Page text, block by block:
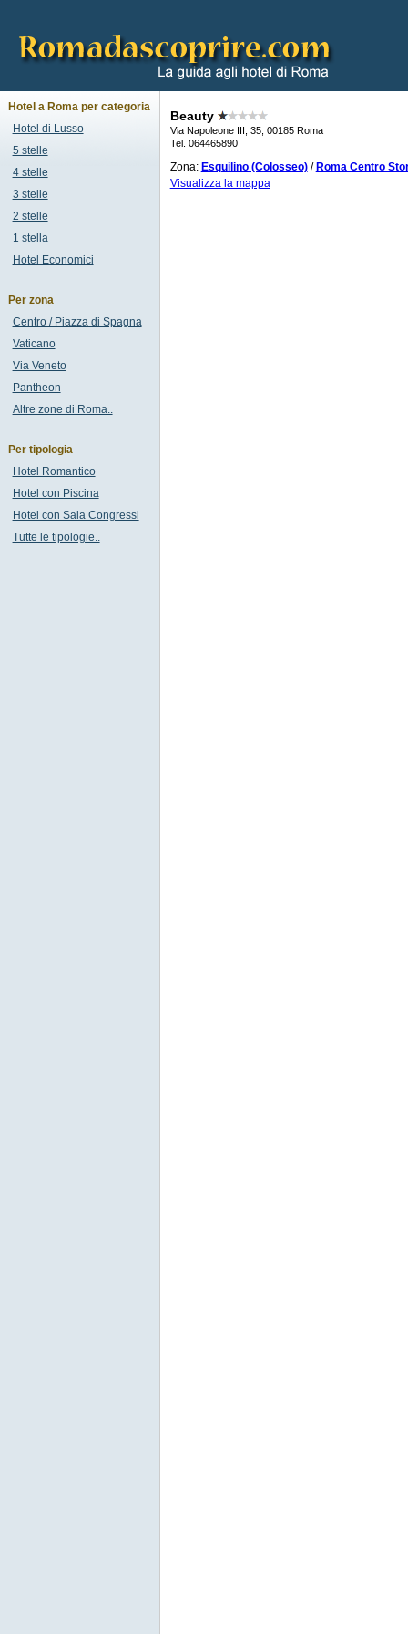
Beauty
Via Napoleone III, 35, 00185 Roma
Tel. 064465890
Zona: Esquilino (Colosseo)/ Roma Centro
Visualizza la mappa
Hotel a Roma per categoria
Hotel di Lusso
5 stelle
4 stelle
3 stelle
2 stelle
1 stella
Hotel Economici
Per zona
Centro / Piazza di Spagna
Vaticano
Via Veneto
Pantheon
Altre zone di Roma..
Per tipologia
Hotel Romantico
Hotel con Piscina
Hotel con Sala Congressi
Tutte le tipologie..